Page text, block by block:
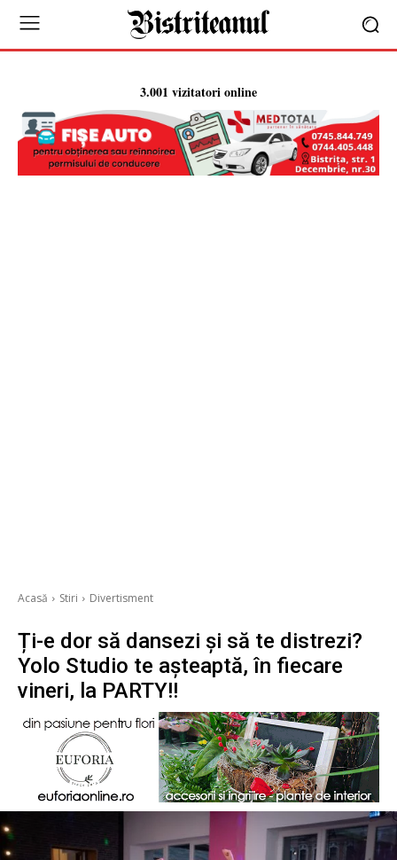
3.001 vizitatori online
Acasă Stiri Divertisment
Ți-e dor să dansezi și să te distrezi?
Yolo Studio te așteaptă, în fiecare
vineri, la PARTY!!